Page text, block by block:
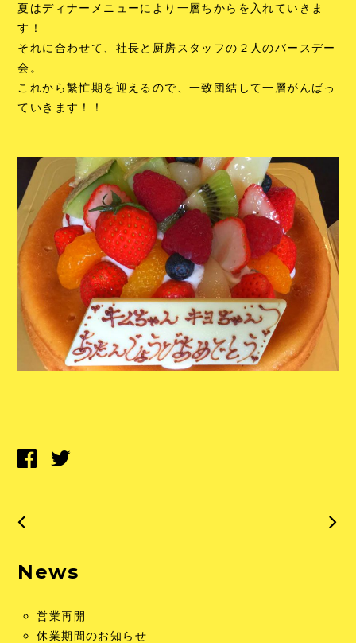
夏はディナーメニューにより一層ちからを入れていきま
す！
それに合わせて、社長と厨房スタッフの２人のバースデー
会。
これから繁忙期を迎えるので、一致団結して一層がんばっ
ていきます！！
News
営業再開
休業期間のお知らせ